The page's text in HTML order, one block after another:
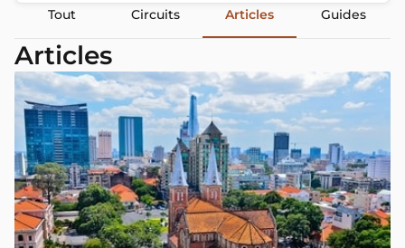
Tout Circuits Articles Guides
Articles